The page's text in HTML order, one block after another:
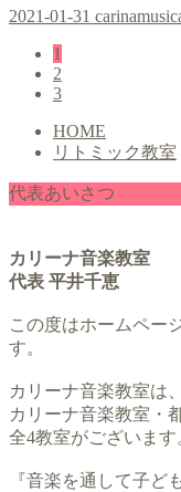
2021-01-31
1
2
3
HOME
リトミック教室
代表あいさつ
カリーナ音楽教室
代表 平井千恵
この度はホームペー
す。
カリーナ音楽教室は
カリーナ音楽教室・
全4教室がございます
『音楽を通して子ど